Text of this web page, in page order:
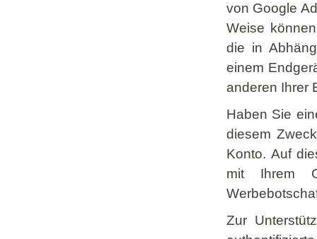
von Google
Weise
die in
einem
anderen Ihrer
Haben Sie
diesem
Konto. Auf
mit Ihrem
Zur